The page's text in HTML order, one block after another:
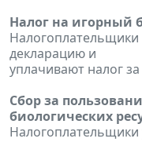
Налог на игорный
декларацию и
уплачивают налог
Сбор за
биологических